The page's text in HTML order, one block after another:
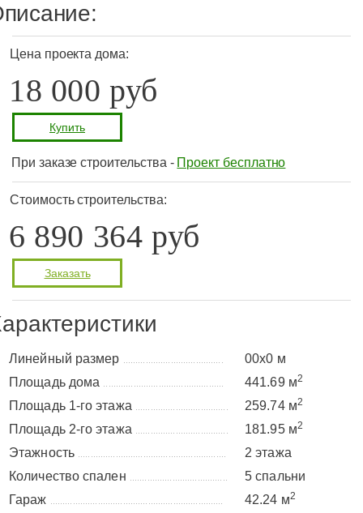
Цена проекта дома:
18 000 руб
Купить
При заказе строительства - Проект бесплатно
Стоимость строительства:
6 890 364 руб
Заказать
Линейный размер
00x0 м
Площадь дома
441.69 м2
Площадь 1-го этажа 259.74 м2
Площадь 2-го этажа 181.95 м2
Этажность
2 этажа
Количество спален
5 спальни
Гараж
42.24 м2